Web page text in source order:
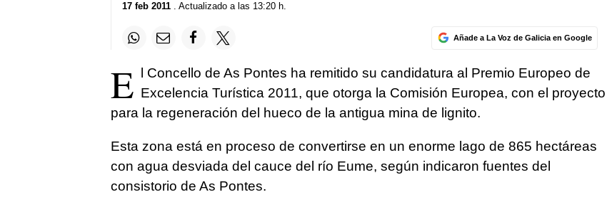
17 feb 2011. Actualizado a las 13:20 h.
Añade a La Voz de Galicia en Google
E
l Concello de As Pontes ha remitido su candidatura al Premio Europeo de
Excelencia Turística 2011, que otorga la Comisión Europea, con el proyecto
para la regeneración del hueco de la antigua mina de lignito.
Esta zona está en proceso de convertirse en un enorme lago de 865 hectáreas
con agua desviada del cauce del río Eume, según indicaron fuentes del
consistorio de As Pontes.